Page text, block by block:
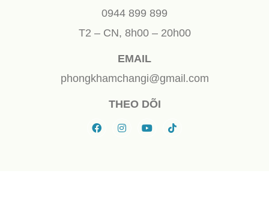
0944 899 899
T2 – CN, 8h00 – 20h00
EMAIL
phongkhamchangi@gmail.com
THEO DÕI